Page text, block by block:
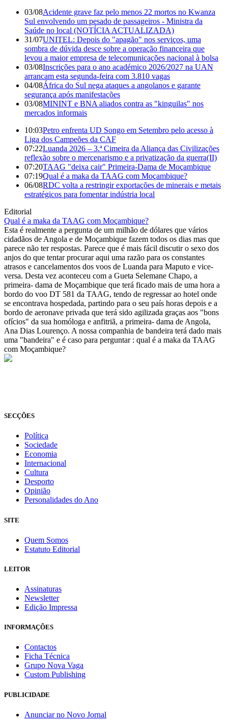
03/08Acidente grave faz pelo menos 22 mortos no Kwanza
Sul envolvendo um pesado de passageiros - Ministra da
Saúde no local (NOTÍCIA ACTUALIZADA)
31/07UNITEL: Depois do "apagão" nos serviços, uma
sombra de dúvida desce sobre a operação financeira que
levou a maior empresa de telecomunicações nacional à bolsa
03/08Inscrições para o ano académico 2026/2027 na UAN
arrancam esta segunda-feira com 3.810 vagas
04/08África do Sul nega ataques a angolanos e garante
segurança após manifestações
03/08MININT e BNA aliados contra as "kinguilas" nos
mercados informais
10:03Petro enfrenta UD Songo em Setembro pelo acesso à
Liga dos Campeões da CAF
07:22Luanda 2026 – 3.ª Cimeira da Aliança das Civilizações
reflexão sobre o mercenarismo e a privatização da guerra(II)
07:20TAAG "deixa cair" Primeira-Dama de Moçambique
07:19Qual é a maka da TAAG com Moçambique?
06/08RDC volta a restringir exportações de minerais e metais
estratégicos para fomentar indústria local
Editorial
Qual é a maka da TAAG com Moçambique?
Esta é realmente a pergunta de um milhão de dólares que vários
cidadãos de Angola e de Moçambique fazem todos os dias mas que
parece não ter respostas. Parece que é mais fácil discutir o sexo dos
anjos do que tentar procurar aqui uma razão para os constantes
atrasos e cancelamentos dos voos de Luanda para Maputo e vice-
versa. Desta vez aconteceu com a Gueta Selemane Chapo, a
primeira- dama de Moçambique que terá ficado mais de uma hora a
bordo do voo DT 581 da TAAG, tendo de regressar ao hotel onde
se encontrava hospedada, partindo para o seu país horas depois e a
bordo de aeronave privada que terá sido agilizada graças aos "bons
ofícios" da sua homóloga e anfitriã, a primeira- dama de Angola,
Ana Dias Lourenço. A nossa companhia de bandeira terá dado mais
uma "bandeira" e é caso para perguntar : qual é a maka da TAAG
com Moçambique?
SECÇÕES
Política
Sociedade
Economia
Internacional
Cultura
Desporto
Opinião
Personalidades do Ano
SITE
Quem Somos
Estatuto Editorial
LEITOR
Assinaturas
Newsletter
Edição Impressa
INFORMAÇÕES
Contactos
Ficha Técnica
Grupo Nova Vaga
Custom Publishing
PUBLICIDADE
Anunciar no Novo Jornal